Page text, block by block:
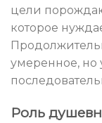
цели
которое
умеренное, но
Роль